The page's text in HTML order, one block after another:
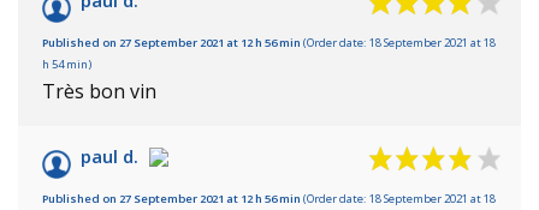
Published on 27 September 2021 at 12 h 56 min (Order date: 18 September 2021 at 18
h 54 min)
Très bon vin
paul d.
Published on 27 September 2021 at 12 h 56 min (Order date: 18 September 2021 at 18